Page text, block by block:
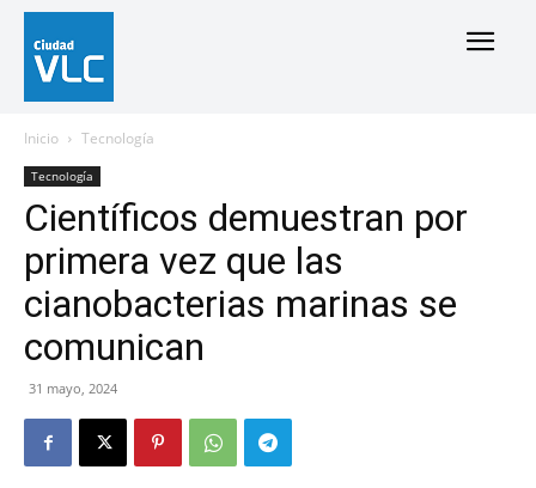
Inicio Tecnología
Tecnología
Científicos demuestran por
primera vez que las
cianobacterias marinas se
comunican
31 mayo, 2024